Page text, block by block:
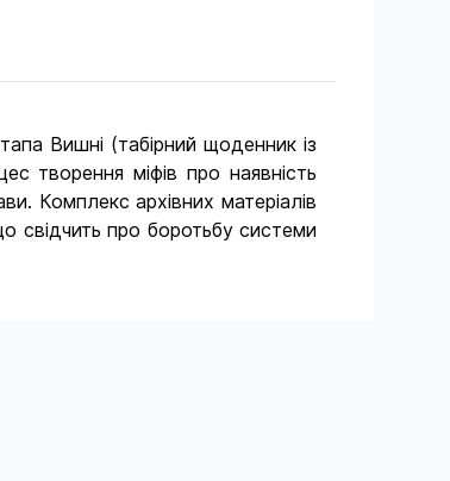
Вишні (табірний щоденник із
творення міфів про наявність
Комплекс архівних матеріалів
свідчить про боротьбу системи